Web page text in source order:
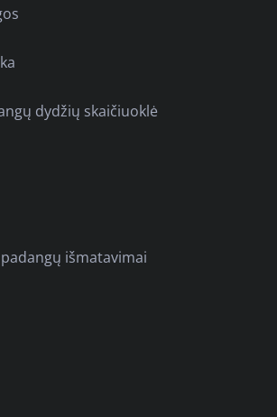
dydžių skaičiuoklė
išmatavimai